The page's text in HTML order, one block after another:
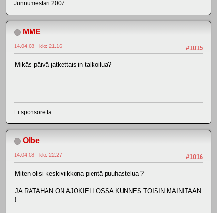
Junnumestari 2007
MME
#1015
14.04.08 - klo: 21.16
Mikäs päivä jatkettaisiin talkoilua?
Ei sponsoreita.
Olbe
#1016
14.04.08 - klo: 22.27
Miten olisi keskiviikkona pientä puuhastelua ?
JA RATAHAN ON AJOKIELLOSSA KUNNES TOISIN MAINITAAN
!